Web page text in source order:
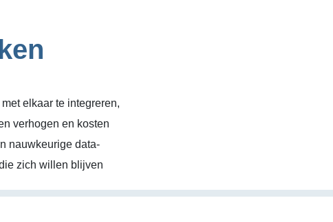
elkaar te integreren,
verhogen en kosten
nauwkeurige data-
zich willen blijven